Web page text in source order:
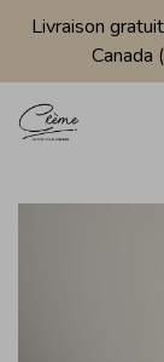
Livraison
Canada